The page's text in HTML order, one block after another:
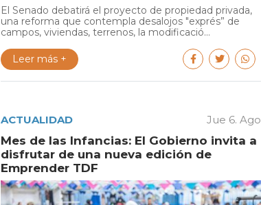
El Senado debatirá el proyecto de propiedad privada,
una reforma que contempla desalojos "exprés” de
campos, viviendas, terrenos, la modificació...
Leer más +
ACTUALIDAD Jue 6. Ago
Mes de las Infancias: El Gobierno invita a
disfrutar de una nueva edición de
Emprender TDF